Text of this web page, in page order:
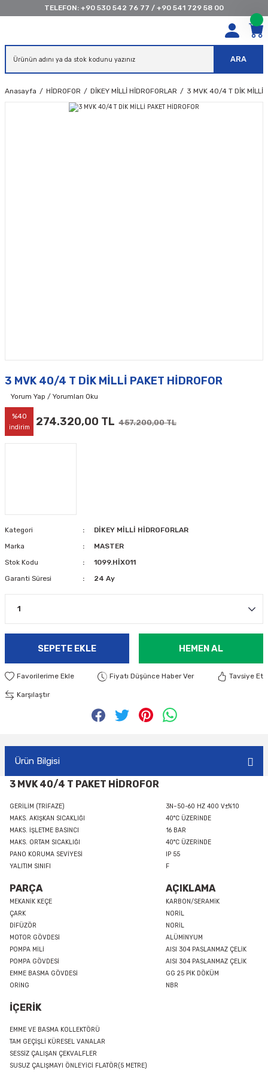
TELEFON: +90 530 542 76 77 / +90 541 729 58 00
ARA
Anasayfa HİDROFOR DİKEY MİLLİ HİDROFORLAR 3 MVK 40/4 T DİK MİLLİ
3 MVK 40/4 T DİK MİLLİ PAKET HİDROFOR
Yorum Yap / Yorumları Oku
%40
indirim 274.320,00 TL 457.200,00 TL
Kategori
DİKEY MİLLİ HİDROFORLAR
Marka
MASTER
Stok Kodu
1099.HİX011
Garanti Süresi
24 Ay
SEPETE EKLE HEMEN AL
Fiyatı Düşünce Haber Ver Tavsiye Et
Karşılaştır
Ürün Bilgisi
3 MVK 40/4 T PAKET HİDROFOR
GERİLİM (TRİFAZE)
3N~50-60 HZ 400 V±%10
MAKS. AKIŞKAN SICAKLIĞI
40°C ÜZERİNDE
MAKS. İŞLETME BASINCI
16 BAR
MAKS. ORTAM SICAKLIĞI
40°C ÜZERİNDE
PANO KORUMA SEVİYESİ
IP 55
YALITIM SINIFI
F
PARÇA AÇIKLAMA
MEKANİK KEÇE
KARBON/SERAMİK
ÇARK
NORİL
DİFÜZÖR
NORİL
MOTOR GÖVDESİ
ALÜMİNYUM
POMPA MİLİ
AISI 304 PASLANMAZ ÇELİK
POMPA GÖVDESİ
AISI 304 PASLANMAZ ÇELİK
EMME BASMA GÖVDESİ
GG 25 PİK DÖKÜM
ORİNG
NBR
İÇERİK
EMME VE BASMA KOLLEKTÖRÜ
TAM GEÇİŞLİ KÜRESEL VANALAR
SESSİZ ÇALIŞAN ÇEKVALFLER
SUSUZ ÇALIŞMAYI ÖNLEYİCİ FLATÖR(5 METRE)